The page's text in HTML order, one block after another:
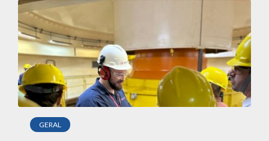
GERAL